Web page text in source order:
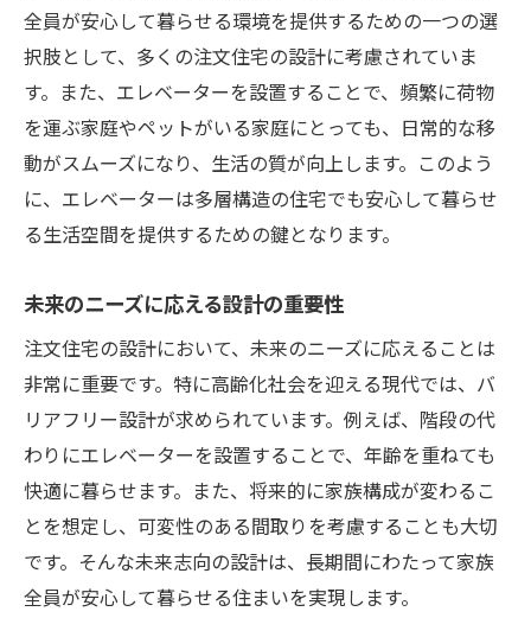
の重要性
地域特性に合わせた設計の重要性
気候と地形を考慮した最適な選択
住民のニーズを満たす提案のコツ
エレベーターによる地域密着型サービス
快適な暮らしを支えるインフラの整備
注文住宅での快適な暮らしを支えるエレベータ
ーの設置事例
成功事例から学ぶ設計のポイント
家族全員が安心して暮らせる住まい
デザイン性と機能性を兼ね備えた事例
多様な設計ニーズに応えるカスタマイズ
エレベーター設置で実現する快適な日常
住み心地を追求した家づくりの実例
全員が安心して暮らせる環境を提供するための一つの選
択肢として、多くの注文住宅の設計に考慮されていま
す。また、エレベーターを設置することで、頻繁に荷物
を運ぶ家庭やペットがいる家庭にとっても、日常的な移
動がスムーズになり、生活の質が向上します。このよう
に、エレベーターは多層構造の住宅でも安心して暮らせ
る生活空間を提供するための鍵となります。
未来のニーズに応える設計の重要性
注文住宅の設計において、未来のニーズに応えることは
非常に重要です。特に高齢化社会を迎える現代では、バ
リアフリー設計が求められています。例えば、階段の代
わりにエレベーターを設置することで、年齢を重ねても
快適に暮らせます。また、将来的に家族構成が変わるこ
とを想定し、可変性のある間取りを考慮することも大切
です。そんな未来志向の設計は、長期間にわたって家族
全員が安心して暮らせる住まいを実現します。